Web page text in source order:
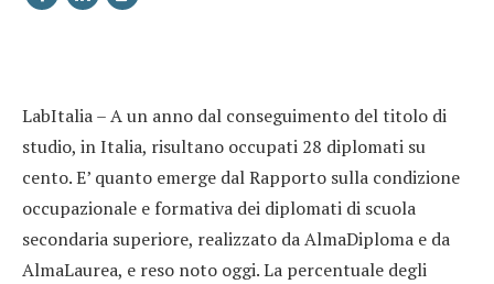
LabItalia – A un anno dal conseguimento del titolo di
studio, in Italia, risultano occupati 28 diplomati su
cento. E’ quanto emerge dal Rapporto sulla condizione
occupazionale e formativa dei diplomati di scuola
secondaria superiore, realizzato da AlmaDiploma e da
AlmaLaurea, e reso noto oggi. La percentuale degli